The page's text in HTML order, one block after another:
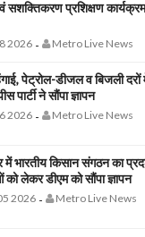
सशक्तिकरण प्रशिक्षण
2026 - Metro Live News
पेट्रोल-डीजल व बिजली दरों
पार्टी ने सौंपा ज्ञापन
2026 - Metro Live News
भारतीय किसान संगठन का
लेकर डीएम को सौंपा ज्ञापन
2026 - Metro Live News